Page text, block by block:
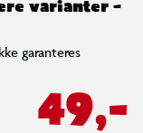
varianter –
garanteres
49,-